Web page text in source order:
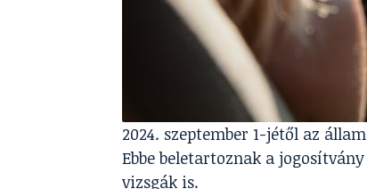
2024. szeptember 1-jétől az
Ebbe beletartoznak a
vizsgák is.